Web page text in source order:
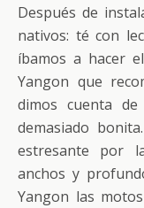
Después de
nativos: té con
íbamos a hacer
Yangon que
dimos cuenta
demasiado
estresante por
anchos y
Yangon las